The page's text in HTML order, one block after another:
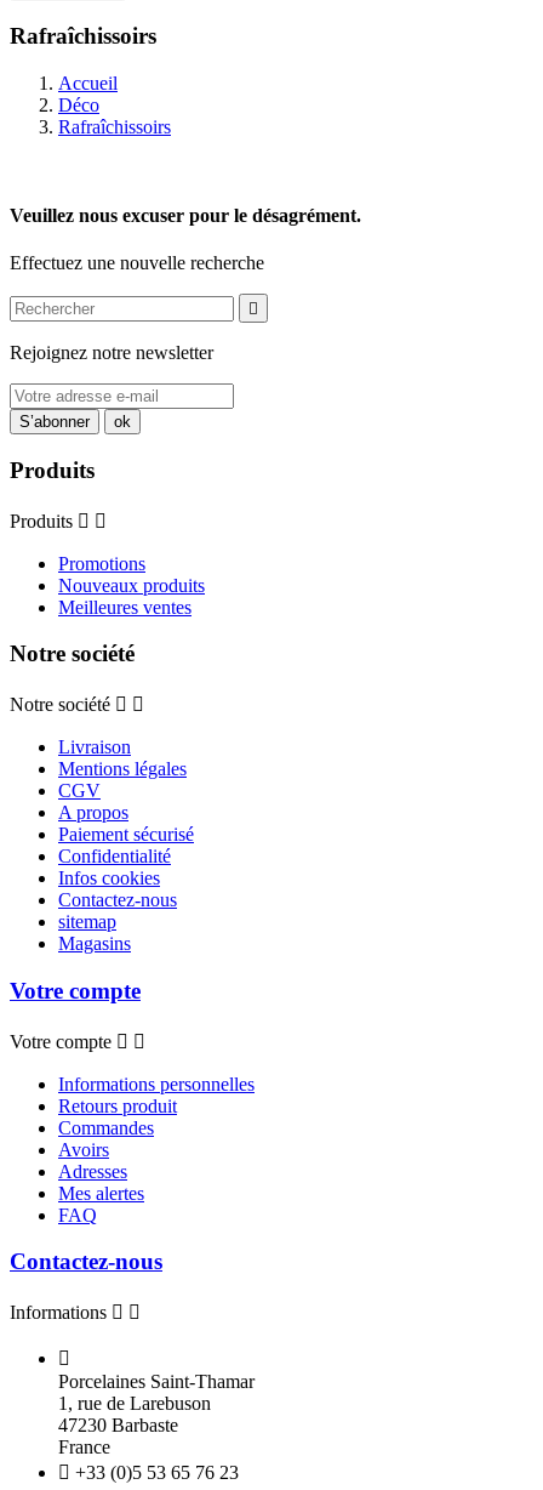
Rafraîchissoirs
Accueil
Déco
Rafraîchissoirs
Veuillez nous excuser pour le désagrément.
Effectuez une nouvelle recherche

Rejoignez notre newsletter
Produits
Produits  
Promotions
Nouveaux produits
Meilleures ventes
Notre société
Notre société  
Livraison
Mentions légales
CGV
A propos
Paiement sécurisé
Confidentialité
Infos cookies
Contactez-nous
sitemap
Magasins
Votre compte
Votre compte  
Informations personnelles
Retours produit
Commandes
Avoirs
Adresses
Mes alertes
FAQ
Contactez-nous
Informations  

Porcelaines Saint-Thamar
1, rue de Larebuson
47230 Barbaste
France
 +33 (0)5 53 65 76 23